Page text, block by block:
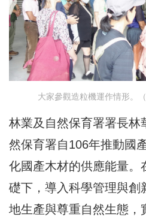
大家參觀造粒機運作情形。
林業及自然保育署署長林
然保育署自106年推動國
化國產木材的供應能量。
礎下，導入科學管理與創
地生產與尊重自然生態，